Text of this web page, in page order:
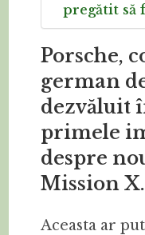
pregătit să
Porsche,
german
dezvăluit
primele
despre
Mission X.
Aceasta ar